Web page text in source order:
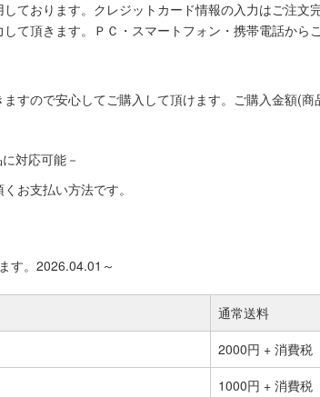
ております。クレジットカード情報の入力はご注文
て頂きます。ＰＣ・スマートフォン・携帯電話から
すので安心してご購入して頂けます。ご購入金額(
対応可能－
お支払い方法です。
す。2026.04.01～
通常送料
2000円 + 消費税
1000円 + 消費税